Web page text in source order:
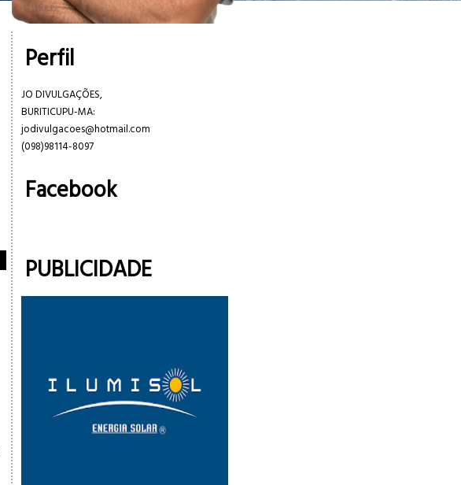
Perfil
JO DIVULGAÇÕES,
BURITICUPU-MA:
jodivulgacoes@hotmail.com
(098)98114-8097
Facebook
PUBLICIDADE